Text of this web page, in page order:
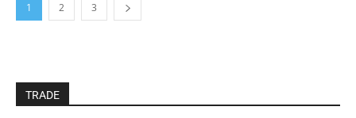
1 2 3
TRADE